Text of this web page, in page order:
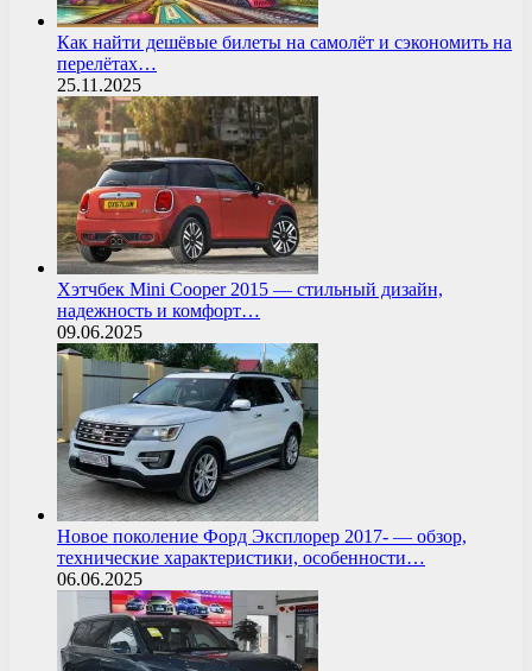
Как найти дешёвые билеты на самолёт и сэкономить на
перелётах…
25.11.2025
Хэтчбек Mini Cooper 2015 — стильный дизайн,
надежность и комфорт…
09.06.2025
Новое поколение Форд Эксплорер 2017- — обзор,
технические характеристики, особенности…
06.06.2025